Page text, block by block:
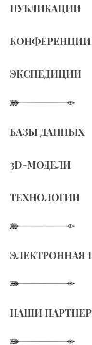
ПУБЛИКАЦИИ
КОНФЕРЕНЦИИ
ЭКСПЕДИЦИИ
БАЗЫ ДАННЫХ
3D-МОДЕЛИ
ТЕХНОЛОГИИ
ЭЛЕКТРОННАЯ
НАШИ